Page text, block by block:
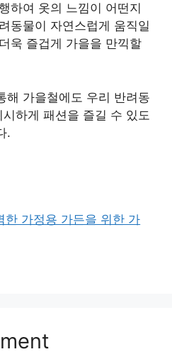
하여 옷의 느낌이 어떤지
동물이 자연스럽게 움직일
욱 즐겁게 가을을 만끽할
해 가을철에도 우리 반려동
하게 패션을 즐길 수 있도
.
한 가정용 가든을 위한 가